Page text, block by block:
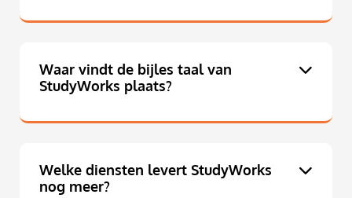
Waar vindt de bijles taal van
StudyWorks plaats?
Welke diensten levert StudyWorks
nog meer?